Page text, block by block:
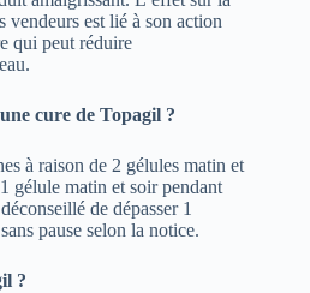
est lié à son action
qui peut réduire
cure de Topagil ?
à raison de 2 gélules matin et
gélule matin et soir pendant
de dépasser 1
pause selon la notice.
?